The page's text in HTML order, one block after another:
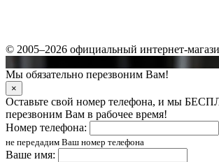
© 2005–2026 официальный интернет-
Мы обязательно перезвоним Вам!
×
Оставьте свой номер телефона, и мы
перезвоним Вам в рабочее время!
Номер телефона:
не передадим Ваш номер телефона
Ваше имя: